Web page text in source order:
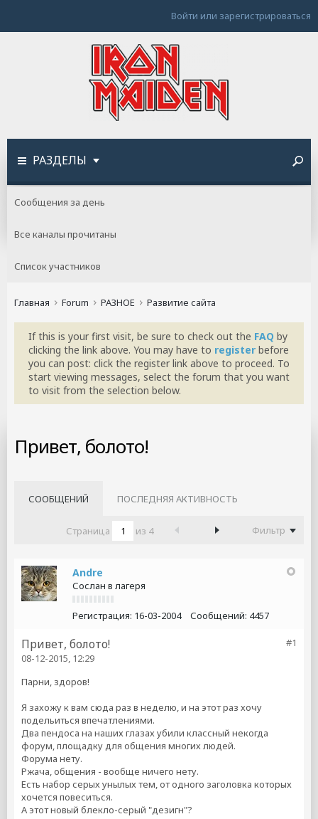
Войти или зарегистрироваться
РАЗДЕЛЫ
Сообщения за день
Все каналы прочитаны
Список участников
Главная Forum РАЗНОЕ Развитие сайта
If this is your first visit, be sure to check out the FAQ by
clicking the link above. You may have to register before
you can post: click the register link above to proceed. To
start viewing messages, select the forum that you want
to visit from the selection below.
Привет, болото!
СООБЩЕНИЙ ПОСЛЕДНЯЯ АКТИВНОСТЬ
Страница из 4 Фильтр
Andre
Сослан в лагеря
Регистрация: 16-03-2004 Сообщений: 4457
#1
Привет, болото!
08-12-2015, 12:29
Парни, здоров!
Я захожу к вам сюда раз в неделю, и на этот раз хочу
подельиться впечатлениями.
Два пендоса на наших глазах убили классный некогда
форум, площадку для общения многих людей.
Форума нету.
Ржача, общения - вообще ничего нету.
Есть набор серых унылых тем, от одного заголовка которых
хочется повеситься.
А этот новый блекло-серый "дезигн"?